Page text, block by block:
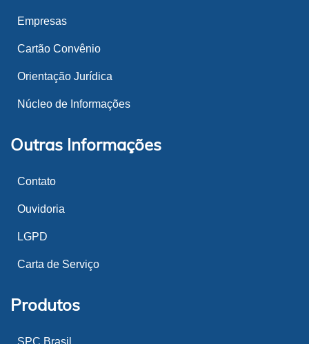
Empresas
Cartão Convênio
Orientação Jurídica
Núcleo de Informações
Outras Informações
Contato
Ouvidoria
LGPD
Carta de Serviço
Produtos
SPC Brasil